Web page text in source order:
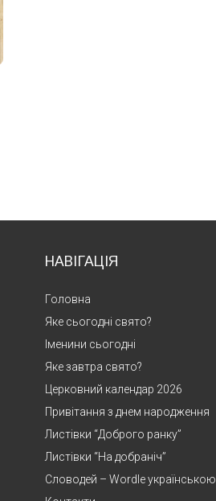
НАВІГАЦІЯ
Головна
Яке сьогодні свято?
Іменини сьогодні
Яке завтра свято?
Церковний календар 2026
Привітання з днем народження
Листівки “Доброго ранку”
Листівки “На добраніч”
Словодей – Wordle українською